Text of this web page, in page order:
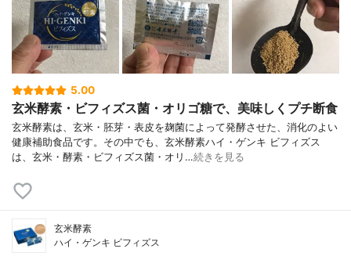
5.00
玄米酵素・ビフィズス菌・オリゴ糖で、美味しくプチ断食
玄米酵素は、玄米・胚芽・表皮を麹菌によって発酵させた、消化のよい
健康補助食品です。その中でも、玄米酵素ハイ・ゲンキ ビフィズス
は、玄米・酵素・ビフィズス菌・オリ…続きを見る
玄米酵素
ハイ・ゲンキ ビフィズス